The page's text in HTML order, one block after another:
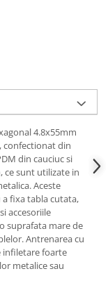
4.8x55mm
confectionat din
din cauciuc si
ce sunt utilizate in
Aceste
fixa tabla cutata,
accesoriile
suprafata mare de
Antrenarea cu
infiletare foarte
metalice sau